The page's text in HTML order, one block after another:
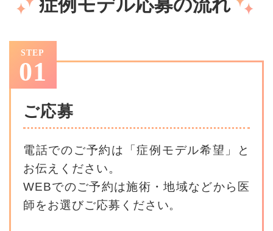
症例モデル応募の流れ
STEP
01
ご応募
電話でのご予約は「症例モデル希望」と
お伝えください。
WEBでのご予約は施術・地域などから医
師をお選びご応募ください。